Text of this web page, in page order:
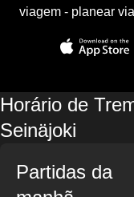
viagem - planear
Horário de
Seinäjoki
Partidas da